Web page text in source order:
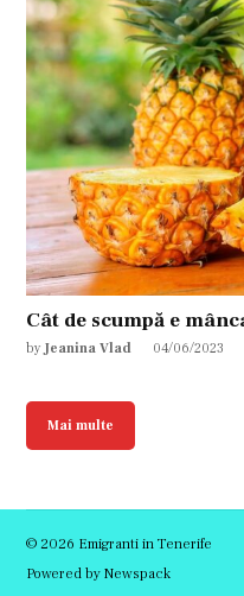
Cât de scumpă e
by Jeanina Vlad 04/06/2023
Mai multe
© 2026 Emigranti in Tenerife
Powered by Newspack